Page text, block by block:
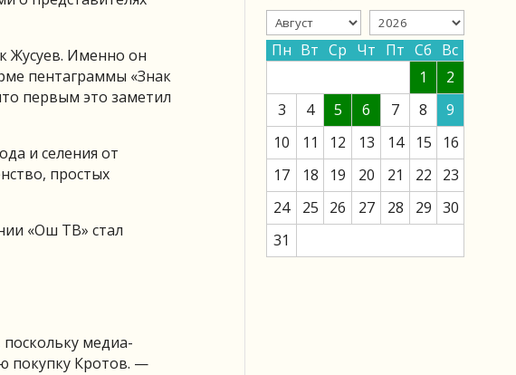
Жусуев. Именно он
пентаграммы «Знак
первым это заметил
и селения от
простых
«Ош ТВ» стал
медиа-
покупку Кротов. —
Пн Вт Ср Чт Пт Сб Вс
1
2
3
4 5 6 7 8
9
10
11 12 13 14 15
16
17
18 19 20 21 22
23
24
25 26 27 28 29 30
31